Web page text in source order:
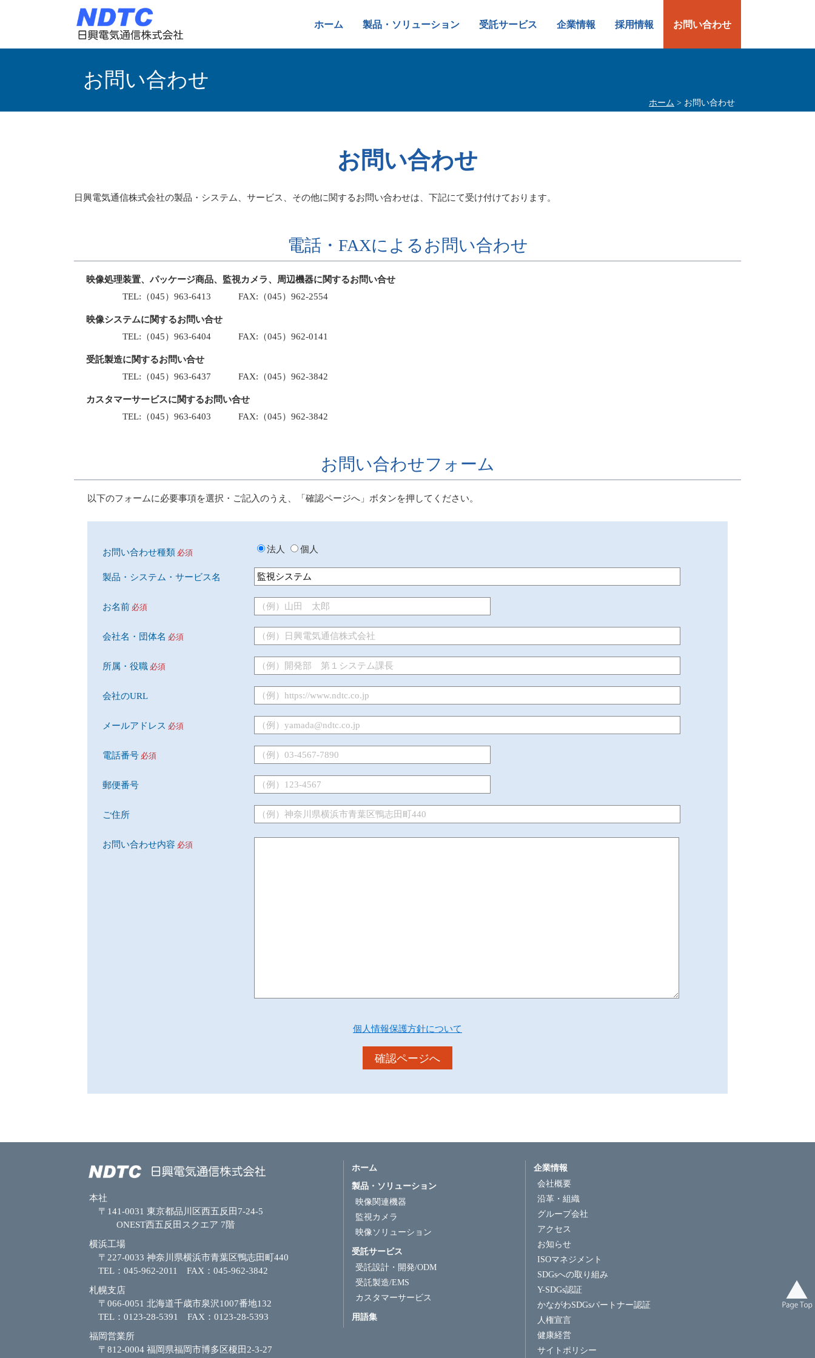
ホーム 製品・ソリューション 受託サービス 企業情報 採用情報 お問い合わせ
お問い合わせ
ホーム > お問い合わせ
お問い合わせ
日興電気通信株式会社の製品・システム、サービス、その他に関するお問い合わせは、下記にて受け付けております。
電話・FAXによるお問い合わせ
映像処理装置、パッケージ商品、監視カメラ、周辺機器に関するお問い合せ
TEL:（045）963-6413 FAX:（045）962-2554
映像システムに関するお問い合せ
TEL:（045）963-6404 FAX:（045）962-0141
受託製造に関するお問い合せ
TEL:（045）963-6437 FAX:（045）962-3842
カスタマーサービスに関するお問い合せ
TEL:（045）963-6403 FAX:（045）962-3842
お問い合わせフォーム
以下のフォームに必要事項を選択・ご記入のうえ、「確認ページへ」ボタンを押してください。
お問い合わせ種類 必須 法人 個人
製品・システム・サービス名
お名前 必須
会社名・団体名 必須
所属・役職 必須
会社のURL
メールアドレス 必須
電話番号 必須
郵便番号
ご住所
お問い合わせ内容 必須
個人情報保護方針について
本社
〒141-0031 東京都品川区西五反田7-24-5
ONEST西五反田スクエア 7階
横浜工場
〒227-0033 神奈川県横浜市青葉区鴨志田町440
TEL：045-962-2011 FAX：045-962-3842
札幌支店
〒066-0051 北海道千歳市泉沢1007番地132
TEL：0123-28-5391 FAX：0123-28-5393
福岡営業所
〒812-0004 福岡県福岡市博多区榎田2-3-27
ホーム
製品・ソリューション
映像関連機器
監視カメラ
映像ソリューション
受託サービス
受託設計・開発/ODM
受託製造/EMS
カスタマーサービス
用語集
企業情報
会社概要
沿革・組織
グループ会社
アクセス
お知らせ
ISOマネジメント
SDGsへの取り組み
Y-SDGs認証
かながわSDGsパートナー認証
人権宣言
健康経営
サイトポリシー